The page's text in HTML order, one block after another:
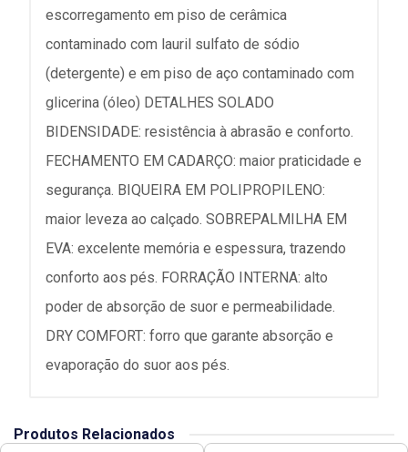
escorregamento em piso de cerâmica
contaminado com lauril sulfato de sódio
(detergente) e em piso de aço contaminado com
glicerina (óleo) DETALHES SOLADO
BIDENSIDADE: resistência à abrasão e conforto.
FECHAMENTO EM CADARÇO: maior praticidade e
segurança. BIQUEIRA EM POLIPROPILENO:
maior leveza ao calçado. SOBREPALMILHA EM
EVA: excelente memória e espessura, trazendo
conforto aos pés. FORRAÇÃO INTERNA: alto
poder de absorção de suor e permeabilidade.
DRY COMFORT: forro que garante absorção e
evaporação do suor aos pés.
Produtos Relacionados